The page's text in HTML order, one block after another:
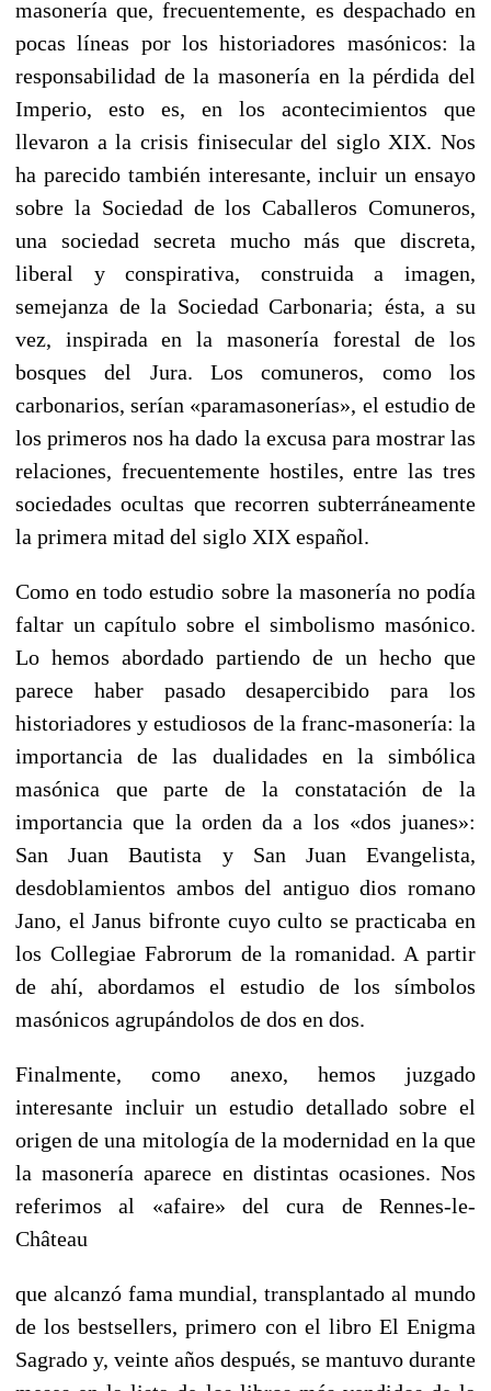
masonería que, frecuentemente, es despachado en
pocas líneas por los historiadores masónicos: la
responsabilidad de la masonería en la pérdida del
Imperio, esto es, en los acontecimientos que
llevaron a la crisis finisecular del siglo XIX. Nos
ha parecido también interesante, incluir un ensayo
sobre la Sociedad de los Caballeros Comuneros,
una sociedad secreta mucho más que discreta,
liberal y conspirativa, construida a imagen,
semejanza de la Sociedad Carbonaria; ésta, a su
vez, inspirada en la masonería forestal de los
bosques del Jura. Los comuneros, como los
carbonarios, serían «paramasonerías», el estudio de
los primeros nos ha dado la excusa para mostrar las
relaciones, frecuentemente hostiles, entre las tres
sociedades ocultas que recorren subterráneamente
la primera mitad del siglo XIX español.
Como en todo estudio sobre la masonería no podía
faltar un capítulo sobre el simbolismo masónico.
Lo hemos abordado partiendo de un hecho que
parece haber pasado desapercibido para los
historiadores y estudiosos de la franc-masonería: la
importancia de las dualidades en la simbólica
masónica que parte de la constatación de la
importancia que la orden da a los «dos juanes»:
San Juan Bautista y San Juan Evangelista,
desdoblamientos ambos del antiguo dios romano
Jano, el Janus bifronte cuyo culto se practicaba en
los Collegiae Fabrorum de la romanidad. A partir
de ahí, abordamos el estudio de los símbolos
masónicos agrupándolos de dos en dos.
Finalmente, como anexo, hemos juzgado
interesante incluir un estudio detallado sobre el
origen de una mitología de la modernidad en la que
la masonería aparece en distintas ocasiones. Nos
referimos al «afaire» del cura de Rennes-le-
Château
que alcanzó fama mundial, transplantado al mundo
de los bestsellers, primero con el libro El Enigma
Sagrado y, veinte años después, se mantuvo durante